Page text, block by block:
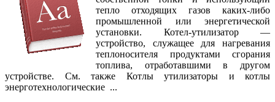
тепло отходящих газов каких-либо
промышленной или энергетической
установки. Котел-утилизатор —
устройство, служащее для нагревания
теплоносителя продуктами сгорания
топлива, отработавшими в другом
устройстве. См. также Котлы утилизаторы и котлы
энерготехнологические ...